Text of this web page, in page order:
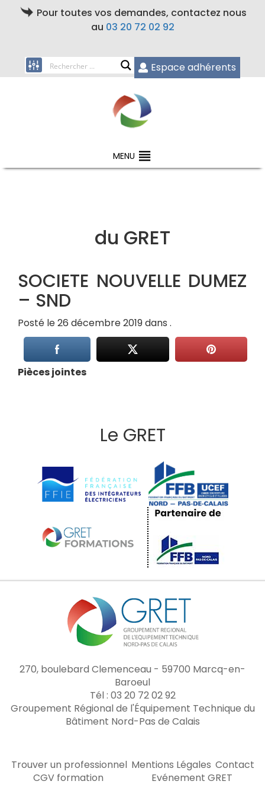
Pour toutes vos demandes, contactez nous
au 03 20 72 02 92
Espace adhérents
MENU
du GRET
SOCIETE NOUVELLE DUMEZ
– SND
Posté le 26 décembre 2019 dans .
Pièces jointes
Le GRET
270, boulebard Clemenceau - 59700 Marcq-en-
Baroeul
Tél : 03 20 72 02 92
Groupement Régional de l'Équipement Technique du
Bâtiment Nord-Pas de Calais
Trouver un professionnel Mentions Légales Contact
CGV formation
Evénement GRET